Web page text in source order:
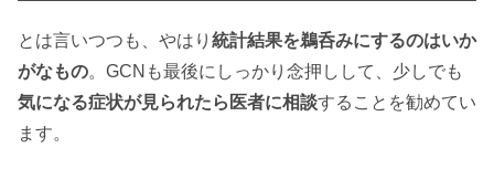
とは言いつつも、やはり 統計結果を鵜呑みにするのはいか
がなもの。GCNも最後にしっかり念押しして、少しでも
気になる症状が見られたら医者に相談することを勧めてい
ます。